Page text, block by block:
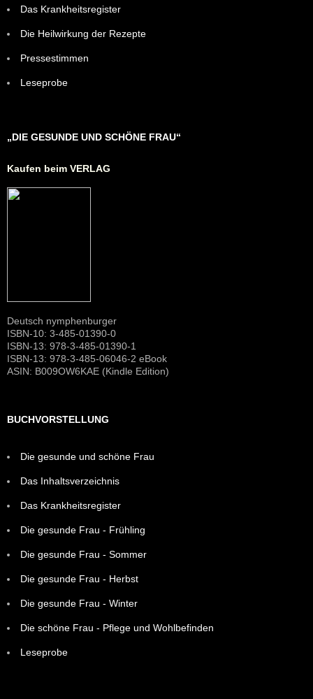
Das Krankheitsregister
Die Heilwirkung der Rezepte
Pressestimmen
Leseprobe
„DIE GESUNDE UND SCHÖNE FRAU“
Kaufen beim VERLAG
Deutsch nymphenburger
ISBN-10: 3-485-01390-0
ISBN-13: 978-3-485-01390-1
ISBN-13: 978-3-485-06046-2 eBook
ASIN: B009OW6KAE (Kindle Edition)
BUCHVORSTELLUNG
Die gesunde und schöne Frau
Das Inhaltsverzeichnis
Das Krankheitsregister
Die gesunde Frau - Frühling
Die gesunde Frau - Sommer
Die gesunde Frau - Herbst
Die gesunde Frau - Winter
Die schöne Frau - Pflege und Wohlbefinden
Leseprobe